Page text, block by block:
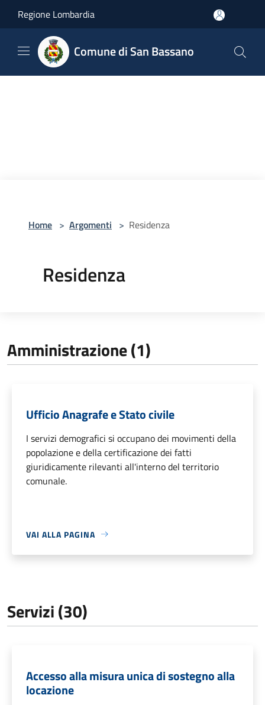
Regione Lombardia
Comune di San Bassano
Home > Argomenti > Residenza
Residenza
Amministrazione (1)
Ufficio Anagrafe e Stato civile
I servizi demografici si occupano dei movimenti della
popolazione e della certificazione dei fatti
giuridicamente rilevanti all'interno del territorio
comunale.
VAI ALLA PAGINA
Servizi (30)
Accesso alla misura unica di sostegno alla
locazione